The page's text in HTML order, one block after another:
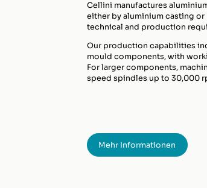
Cellini manufactures
either by aluminium casting
technical and production
Our production capabilities
mould components, with
For larger components,
speed spindles up to 30,000
Mehr Informationen